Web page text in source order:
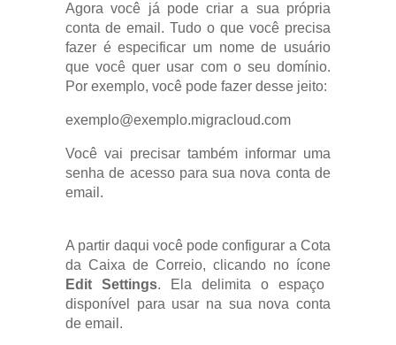
Agora você já pode criar a sua própria
conta de email. Tudo o que você precisa
fazer é especificar um nome de usuário
que você quer usar com o seu domínio.
Por exemplo, você pode fazer desse jeito:
exemplo@exemplo.migracloud.com
Você vai precisar também informar uma
senha de acesso para sua nova conta de
email.
A partir daqui você pode configurar a Cota
da Caixa de Correio, clicando no ícone
Edit Settings. Ela delimita o espaço
disponível para usar na sua nova conta
de email.